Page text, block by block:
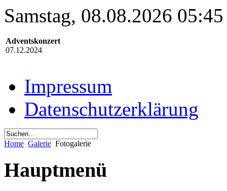
Samstag, 08.08.2026 05:45
Adventskonzert
07.12.2024
Impressum
Datenschutzerklärung
Home Galerie Fotogalerie
Hauptmenü